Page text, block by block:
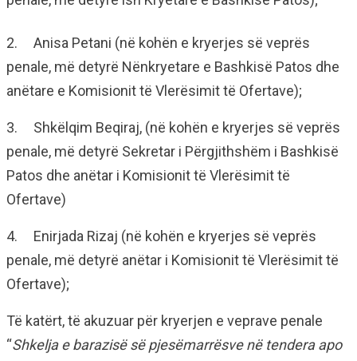
2. Anisa Petani (në kohën e kryerjes së veprës
penale, më detyrë Nënkryetare e Bashkisë Patos dhe
anëtare e Komisionit të Vlerësimit të Ofertave);
3. Shkëlqim Beqiraj, (në kohën e kryerjes së veprës
penale, më detyrë Sekretar i Përgjithshëm i Bashkisë
Patos dhe anëtar i Komisionit të Vlerësimit të
Ofertave)
4. Enirjada Rizaj (në kohën e kryerjes së veprës
penale, më detyrë anëtar i Komisionit të Vlerësimit të
Ofertave);
Të katërt, të akuzuar për kryerjen e veprave penale
“Shkelja e barazisë së pjesëmarrësve në tendera apo